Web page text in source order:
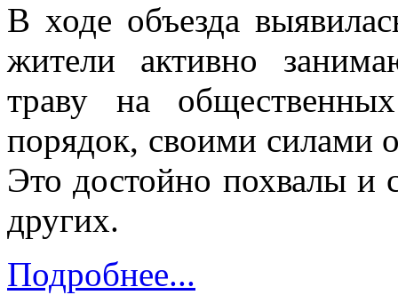
В ходе объезда
жители активно
траву на
порядок, своими силами
Это достойно похвалы
других.
Подробнее...